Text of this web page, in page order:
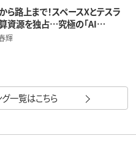
ら路上まで！スペースXとテスラ
資源を独占…究極の「AI…
輝
一覧はこちら